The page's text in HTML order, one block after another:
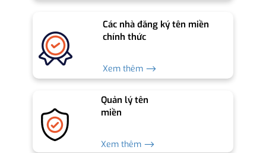
Các nhà đăng ký tên miền
chính thức
Xem thêm ⟶
Quản lý tên
miền
Xem thêm ⟶